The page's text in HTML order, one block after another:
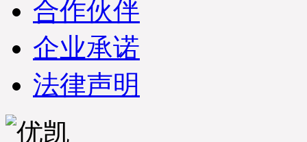
合作伙伴
企业承诺
法律声明